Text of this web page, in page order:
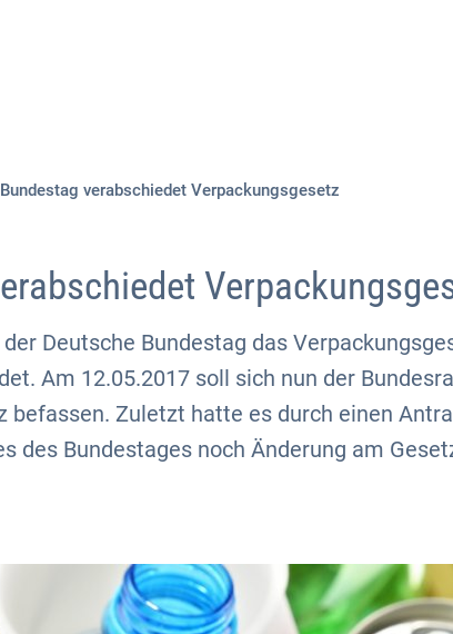
Bundestag verabschiedet Verpackungsgesetz
Deutsche Bundestag das
Am 12.05.2017 soll sich nun der
befassen. Zuletzt hatte es durch einen
des Bundestages noch Änderung am